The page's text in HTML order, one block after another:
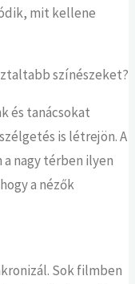
mit kellene
színészeket?
és tanácsokat
is létrejön. A
nagy térben ilyen
a nézők
Sok filmben